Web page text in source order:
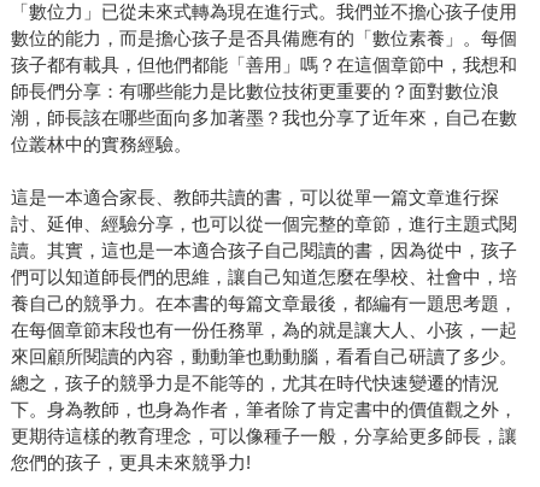
「數位力」已從未來式轉為現在進行式。我們並不擔心孩子使用
數位的能力，而是擔心孩子是否具備應有的「數位素養」。每個
孩子都有載具，但他們都能「善用」嗎？在這個章節中，我想和
師長們分享：有哪些能力是比數位技術更重要的？面對數位浪
潮，師長該在哪些面向多加著墨？我也分享了近年來，自己在數
位叢林中的實務經驗。
這是一本適合家長、教師共讀的書，可以從單一篇文章進行探
討、延伸、經驗分享，也可以從一個完整的章節，進行主題式閱
讀。其實，這也是一本適合孩子自己閱讀的書，因為從中，孩子
們可以知道師長們的思維，讓自己知道怎麼在學校、社會中，培
養自己的競爭力。在本書的每篇文章最後，都編有一題思考題，
在每個章節末段也有一份任務單，為的就是讓大人、小孩，一起
來回顧所閱讀的內容，動動筆也動動腦，看看自己研讀了多少。
總之，孩子的競爭力是不能等的，尤其在時代快速變遷的情況
下。身為教師，也身為作者，筆者除了肯定書中的價值觀之外，
更期待這樣的教育理念，可以像種子一般，分享給更多師長，讓
您們的孩子，更具未來競爭力!